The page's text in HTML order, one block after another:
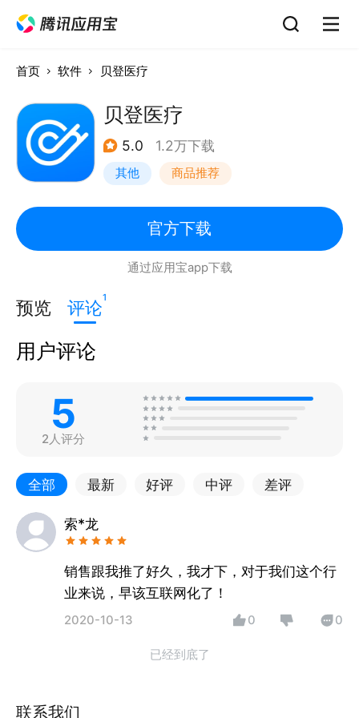
首页 软件 贝登医疗
贝登医疗
5.0 1.2万下载
其他 商品推荐
官方下载
通过应用宝app下载
预览 评论1
用户评论
5
2人评分
全部 最新 好评 中评 差评
索*龙
销售跟我推了好久，我才下，对于我们这个行
业来说，早该互联网化了！
2020-10-13 0 0
已经到底了
联系我们